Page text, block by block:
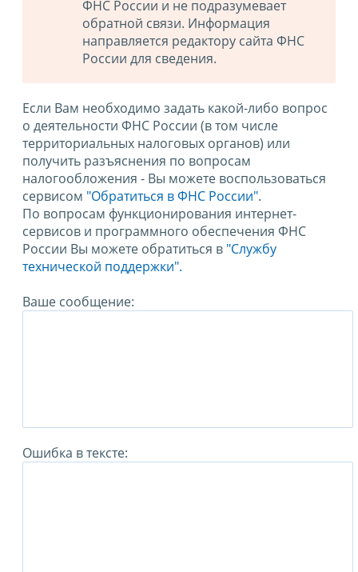
ФНС России и не подразумевает
обратной связи. Информация
направляется редактору сайта ФНС
России для сведения.
Если Вам необходимо задать какой-либо вопрос
о деятельности ФНС России (в том числе
территориальных налоговых органов) или
получить разъяснения по вопросам
налогообложения - Вы можете воспользоваться
сервисом "Обратиться в ФНС России".
По вопросам функционирования интернет-
сервисов и программного обеспечения ФНС
России Вы можете обратиться в "Службу
технической поддержки".
Ваше сообщение:
Ошибка в тексте: